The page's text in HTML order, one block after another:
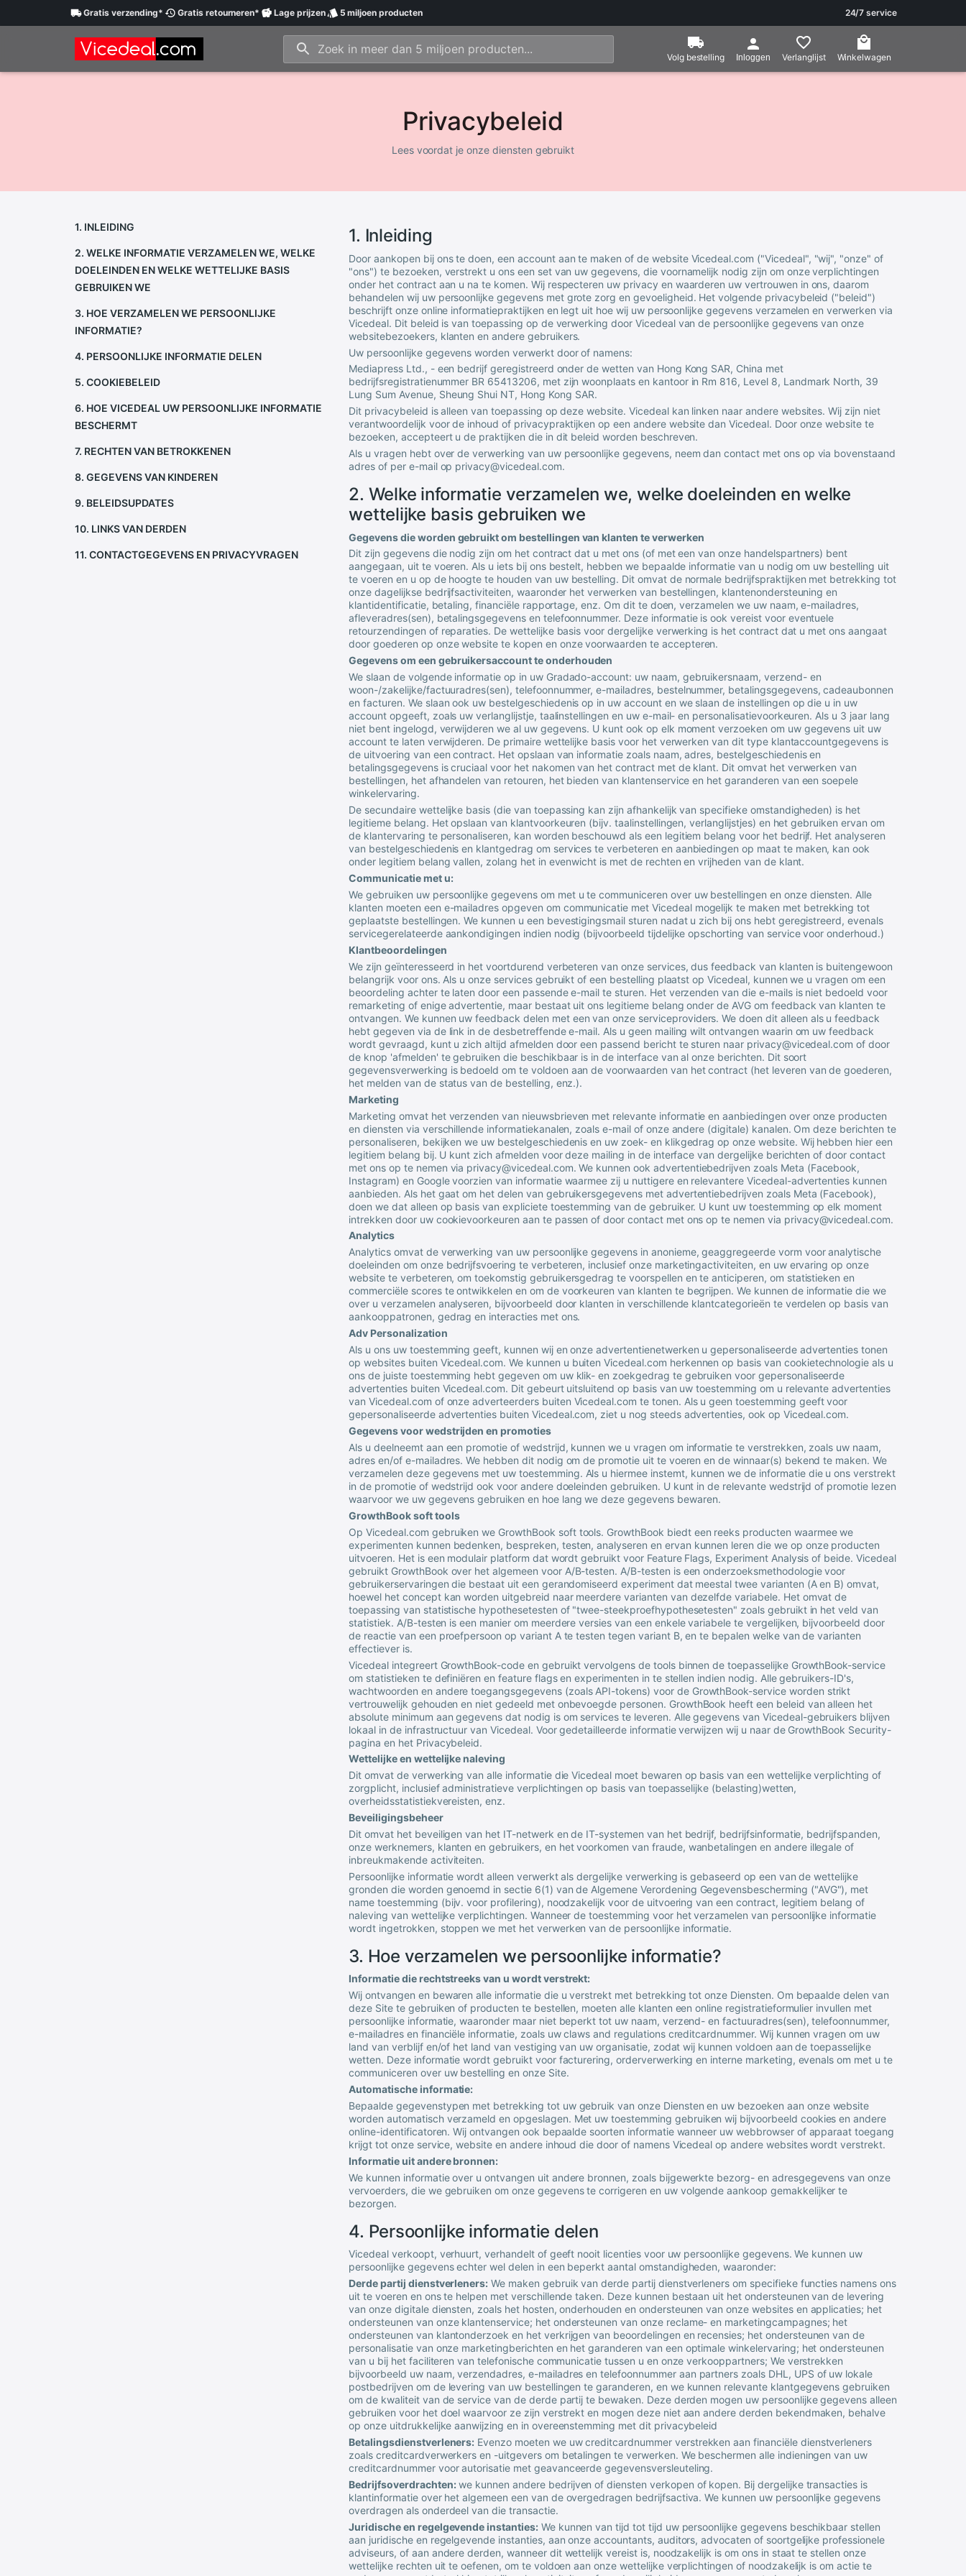
Gratisverzending* Gratisretourneren* Lageprijzen 5 miljoen producten 24/7 service
Volg bestelling Inloggen Verlanglijst Winkelwagen
Privacybeleid
Lees voordat je onze diensten gebruikt
1. INLEIDING
2. WELKE INFORMATIE VERZAMELEN WE, WELKE
DOELEINDEN EN WELKE WETTELIJKE BASIS
GEBRUIKEN WE
3. HOE VERZAMELEN WE PERSOONLIJKE
INFORMATIE?
4. PERSOONLIJKE INFORMATIE DELEN
5. COOKIEBELEID
6. HOE VICEDEAL UW PERSOONLIJKE INFORMATIE
BESCHERMT
7. RECHTEN VAN BETROKKENEN
8. GEGEVENS VAN KINDEREN
9. BELEIDSUPDATES
10. LINKS VAN DERDEN
11. CONTACTGEGEVENS EN PRIVACYVRAGEN
1. Inleiding
Door aankopen bij ons te doen, een account aan te maken of de website Vicedeal.com ("Vicedeal", "wij", "onze" of
"ons") te bezoeken, verstrekt u ons een set van uw gegevens, die voornamelijk nodig zijn om onze verplichtingen
onder het contract aan u na te komen. Wij respecteren uw privacy en waarderen uw vertrouwen in ons, daarom
behandelen wij uw persoonlijke gegevens met grote zorg en gevoeligheid. Het volgende privacybeleid ("beleid")
beschrijft onze online informatiepraktijken en legt uit hoe wij uw persoonlijke gegevens verzamelen en verwerken via
Vicedeal. Dit beleid is van toepassing op de verwerking door Vicedealvan de persoonlijke gegevens van onze
websitebezoekers, klanten en andere gebruikers.
Uw persoonlijke gegevens worden verwerkt door of namens:
Mediapress Ltd., - een bedrijf geregistreerd onder de wetten van Hong Kong SAR, China met
bedrijfsregistratienummer BR 65413206, met zijn woonplaats en kantoor in Rm 816, Level 8, Landmark North, 39
Lung Sum Avenue, Sheung Shui NT, Hong Kong SAR.
Dit privacybeleid is alleen van toepassing op deze website. Vicedealkan linken naar andere websites. Wij zijn niet
verantwoordelijk voor de inhoud of privacypraktijken op een andere website danVicedeal. Door onze website te
bezoeken, accepteert u de praktijken die in dit beleid worden beschreven.
Als u vragen hebt over de verwerking van uw persoonlijke gegevens, neem dan contact met ons op via bovenstaand
adres of per e-mail op privacy@vicedeal.com.
2. Welke informatie verzamelen we, welke doeleinden en welke
wettelijke basis gebruiken we
Gegevens die worden gebruikt om bestellingen van klanten te verwerken
Dit zijn gegevens die nodig zijn om het contract dat u met ons (of met een van onze handelspartners) bent
aangegaan, uit te voeren. Als u iets bij ons bestelt, hebben we bepaalde informatie van u nodig om uw bestelling uit
te voeren en u op de hoogte te houden van uw bestelling. Dit omvat de normale bedrijfspraktijken met betrekking tot
onze dagelijkse bedrijfsactiviteiten, waaronder het verwerken van bestellingen, klantenondersteuning en
klantidentificatie, betaling, financiële rapportage, enz. Om dit te doen, verzamelen we uw naam, e-mailadres,
afleveradres(sen), betalingsgegevens en telefoonnummer. Deze informatie is ook vereist voor eventuele
retourzendingen of reparaties. De wettelijke basis voor dergelijke verwerking is het contract dat u met ons aangaat
door goederen op onze website te kopen en onze voorwaarden te accepteren.
Gegevens om een gebruikersaccount te onderhouden
We slaan de volgende informatie op in uw Gradado-account: uw naam, gebruikersnaam, verzend- en
woon-/zakelijke/factuuradres(sen), telefoonnummer, e-mailadres, bestelnummer, betalingsgegevens, cadeaubonnen
en facturen. We slaan ook uw bestelgeschiedenis op in uw account en we slaan de instellingen op die u in uw
account opgeeft, zoals uw verlanglijstje, taalinstellingen en uw e-mail- en personalisatievoorkeuren. Als u 3 jaar lang
niet bent ingelogd, verwijderen we al uw gegevens. U kunt ook op elk moment verzoeken om uw gegevens uit uw
account te laten verwijderen. De primaire wettelijke basis voor het verwerken van dit type klantaccountgegevens is
de uitvoering van een contract. Het opslaan van informatie zoals naam, adres, bestelgeschiedenis en
betalingsgegevens is cruciaal voor het nakomen van het contract met de klant. Dit omvat het verwerken van
bestellingen, het afhandelen van retouren, het bieden van klantenservice en het garanderen van een soepele
winkelervaring.
De secundaire wettelijke basis (die van toepassing kan zijn afhankelijk van specifieke omstandigheden) is het
legitieme belang. Het opslaan van klantvoorkeuren (bijv. taalinstellingen, verlanglijstjes) en het gebruiken ervan om
de klantervaring te personaliseren, kan worden beschouwd als een legitiem belang voor het bedrijf. Het analyseren
van bestelgeschiedenis en klantgedrag om services te verbeteren en aanbiedingen op maat te maken, kan ook
onder legitiem belang vallen, zolang het in evenwicht is met de rechten en vrijheden van de klant.
Communicatie met u:
We gebruiken uw persoonlijke gegevens om met u te communiceren over uw bestellingen en onze diensten. Alle
klanten moeten een e-mailadres opgeven om communicatie met Vicedealmogelijk te maken met betrekking tot
geplaatste bestellingen. We kunnen u een bevestigingsmail sturen nadat u zich bij ons hebt geregistreerd, evenals
servicegerelateerde aankondigingen indien nodig (bijvoorbeeld tijdelijke opschorting van service voor onderhoud.)
Klantbeoordelingen
We zijn geïnteresseerd in het voortdurend verbeteren van onze services, dus feedback van klanten is buitengewoon
belangrijk voor ons. Als u onze services gebruikt of een bestelling plaatst opVicedeal, kunnen we u vragen om een
beoordeling achter te laten door een passende e-mail te sturen. Het verzenden van die e-mails is niet bedoeld voor
remarketing of enige advertentie, maar bestaat uit ons legitieme belang onder de AVG om feedback van klanten te
ontvangen. We kunnen uw feedback delen met een van onze serviceproviders. We doen dit alleen als u feedback
hebt gegeven via de link in de desbetreffende e-mail. Als u geen mailing wilt ontvangen waarin om uw feedback
wordt gevraagd, kunt u zich altijd afmelden door een passend bericht te sturen naar privacy@vicedeal.com of door
de knop 'afmelden' te gebruiken die beschikbaar is in de interface van al onze berichten. Dit soort
gegevensverwerking is bedoeld om te voldoen aan de voorwaarden van het contract (het leveren van de goederen,
het melden van de status van de bestelling, enz.).
Marketing
Marketing omvat het verzenden van nieuwsbrieven met relevante informatie en aanbiedingen over onze producten
en diensten via verschillende informatiekanalen, zoals e-mail of onze andere (digitale) kanalen. Om deze berichten te
personaliseren, bekijken we uw bestelgeschiedenis en uw zoek- en klikgedrag op onze website. Wij hebben hier een
legitiem belang bij. U kunt zich afmelden voor deze mailing in de interface van dergelijke berichten of door contact
met ons op te nemen via privacy@vicedeal.com. We kunnen ook advertentiebedrijven zoals Meta (Facebook,
Instagram) en Google voorzien van informatie waarmee zij u nuttigere en relevantere Vicedeal-advertenties kunnen
aanbieden. Als het gaat om het delen van gebruikersgegevens met advertentiebedrijven zoals Meta (Facebook),
doen we dat alleen op basis van expliciete toestemming van de gebruiker. U kunt uw toestemming op elk moment
intrekken door uw cookievoorkeuren aan te passen of door contact met ons op te nemen via privacy@vicedeal.com.
Analytics
Analytics omvat de verwerking van uw persoonlijke gegevens in anonieme, geaggregeerde vorm voor analytische
doeleinden om onze bedrijfsvoering te verbeteren, inclusief onze marketingactiviteiten, en uw ervaring op onze
website te verbeteren, om toekomstig gebruikersgedrag te voorspellen en te anticiperen, om statistieken en
commerciële scores te ontwikkelen en om de voorkeuren van klanten te begrijpen. We kunnen de informatie die we
over u verzamelen analyseren, bijvoorbeeld door klanten in verschillende klantcategorieën te verdelen op basis van
aankooppatronen, gedrag en interacties met ons.
Adv Personalization
Als u ons uw toestemming geeft, kunnen wij en onze advertentienetwerken u gepersonaliseerde advertenties tonen
op websites buiten Vicedeal.com. We kunnen u buitenVicedeal.com herkennen op basis van cookietechnologie als u
ons de juiste toestemming hebt gegeven om uw klik- en zoekgedrag te gebruiken voor gepersonaliseerde
advertenties buiten Vicedeal.com. Dit gebeurt uitsluitend op basis van uw toestemming om u relevante advertenties
vanVicedeal.com of onze adverteerders buiten Vicedeal.com te tonen. Als u geen toestemming geeft voor
gepersonaliseerde advertenties buiten Vicedeal.com, ziet u nog steeds advertenties, ook op Vicedeal.com.
Gegevens voor wedstrijden en promoties
Als u deelneemt aan een promotie of wedstrijd, kunnen we u vragen om informatie te verstrekken, zoals uw naam,
adres en/of e-mailadres. We hebben dit nodig om de promotie uit te voeren en de winnaar(s) bekend te maken. We
verzamelen deze gegevens met uw toestemming. Als u hiermee instemt, kunnen we de informatie die u ons verstrekt
in de promotie of wedstrijd ook voor andere doeleinden gebruiken. U kunt in de relevante wedstrijd of promotie lezen
waarvoor we uw gegevens gebruiken en hoe lang we deze gegevens bewaren.
GrowthBook soft tools
OpVicedeal.com gebruiken we GrowthBook soft tools. GrowthBook biedt een reeks producten waarmee we
experimenten kunnen bedenken, bespreken, testen, analyseren en ervan kunnen leren die we op onze producten
uitvoeren. Het is een modulair platform dat wordt gebruikt voor Feature Flags, Experiment Analysis of beide. Vicedeal
gebruikt GrowthBook over het algemeen voor A/B-testen. A/B-testen is een onderzoeksmethodologie voor
gebruikerservaringen die bestaat uit een gerandomiseerd experiment dat meestal twee varianten (A en B) omvat,
hoewel het concept kan worden uitgebreid naar meerdere varianten van dezelfde variabele. Het omvat de
toepassing van statistische hypothesetesten of "twee-steekproefhypothesetesten" zoals gebruikt in het veld van
statistiek. A/B-testen is een manier om meerdere versies van een enkele variabele te vergelijken, bijvoorbeeld door
de reactie van een proefpersoon op variant A te testen tegen variant B, en te bepalen welke van de varianten
effectiever is.
Vicedeal integreert GrowthBook-code en gebruikt vervolgens de tools binnen de toepasselijke GrowthBook-service
om statistieken te definiëren en feature flags en experimenten in te stellen indien nodig. Alle gebruikers-ID's,
wachtwoorden en andere toegangsgegevens (zoals API-tokens) voor de GrowthBook-service worden strikt
vertrouwelijk gehouden en niet gedeeld met onbevoegde personen. GrowthBook heeft een beleid van alleen het
absolute minimum aan gegevens dat nodig is om services te leveren. Alle gegevens van Vicedeal-gebruikers blijven
lokaal in de infrastructuur vanVicedeal. Voor gedetailleerde informatie verwijzen wij u naar de GrowthBook Security-
pagina en het Privacybeleid.
Wettelijke en wettelijke naleving
Dit omvat de verwerking van alle informatie dieVicedeal moet bewaren op basis van een wettelijke verplichting of
zorgplicht, inclusief administratieve verplichtingen op basis van toepasselijke (belasting)wetten,
overheidsstatistiekvereisten, enz.
Beveiligingsbeheer
Dit omvat het beveiligen van het IT-netwerk en de IT-systemen van het bedrijf, bedrijfsinformatie, bedrijfspanden,
onze werknemers, klanten en gebruikers, en het voorkomen van fraude, wanbetalingen en andere illegale of
inbreukmakende activiteiten.
Persoonlijke informatie wordt alleen verwerkt als dergelijke verwerking is gebaseerd op een van de wettelijke
gronden die worden genoemd in sectie 6(1) van de Algemene Verordening Gegevensbescherming ("AVG"), met
name toestemming (bijv. voor profilering), noodzakelijk voor de uitvoering van een contract, legitiem belang of
naleving van wettelijke verplichtingen. Wanneer de toestemming voor het verzamelen van persoonlijke informatie
wordt ingetrokken, stoppen we met het verwerken van de persoonlijke informatie.
3. Hoe verzamelen we persoonlijke informatie?
Informatie die rechtstreeks van u wordt verstrekt:
Wij ontvangen en bewaren alle informatie die u verstrekt met betrekking tot onze Diensten. Om bepaalde delen van
deze Site te gebruiken of producten te bestellen, moeten alle klanten een online registratieformulier invullen met
persoonlijke informatie, waaronder maar niet beperkt tot uw naam, verzend- en factuuradres(sen), telefoonnummer,
e-mailadres en financiële informatie, zoals uw claws and regulations creditcardnummer. Wij kunnen vragen om uw
land van verblijf en/of het land van vestiging van uw organisatie, zodat wij kunnen voldoen aan de toepasselijke
wetten. Deze informatie wordt gebruikt voor facturering, orderverwerking en interne marketing, evenals om met u te
communiceren over uw bestelling en onze Site.
Automatische informatie:
Bepaalde gegevenstypen met betrekking tot uw gebruik van onze Diensten en uw bezoeken aan onze website
worden automatisch verzameld en opgeslagen. Met uw toestemming gebruiken wij bijvoorbeeld cookies en andere
online-identificatoren. Wij ontvangen ook bepaalde soorten informatie wanneer uw webbrowser of apparaat toegang
krijgt tot onze service, website en andere inhoud die door of namens Vicedeal op andere websites wordt verstrekt.
Informatie uit andere bronnen:
We kunnen informatie over u ontvangen uit andere bronnen, zoals bijgewerkte bezorg- en adresgegevens van onze
vervoerders, die we gebruiken om onze gegevens te corrigeren en uw volgende aankoop gemakkelijker te
bezorgen.
4. Persoonlijke informatie delen
Vicedeal verkoopt, verhuurt, verhandelt of geeft nooit licenties voor uw persoonlijke gegevens. We kunnen uw
persoonlijke gegevens echter wel delen in een beperkt aantal omstandigheden, waaronder:
Derde partij dienstverleners: We maken gebruik van derde partij dienstverleners om specifieke functies namens ons
uit te voeren en ons te helpen met verschillende taken. Deze kunnen bestaan uit het ondersteunen van de levering
van onze digitale diensten, zoals het hosten, onderhouden en ondersteunen van onze websites en applicaties; het
ondersteunen van onze klantenservice; het ondersteunen van onze reclame- en marketingcampagnes; het
ondersteunen van klantonderzoek en het verkrijgen van beoordelingen en recensies; het ondersteunen van de
personalisatie van onze marketingberichten en het garanderen van een optimale winkelervaring; het ondersteunen
van u bij het faciliteren van telefonische communicatie tussen u en onze verkooppartners; We verstrekken
bijvoorbeeld uw naam, verzendadres, e-mailadres en telefoonnummer aan partners zoals DHL, UPS of uw lokale
postbedrijven om de levering van uw bestellingen te garanderen, en we kunnen relevante klantgegevens gebruiken
om de kwaliteit van de service van de derde partij te bewaken. Deze derden mogen uw persoonlijke gegevens alleen
gebruiken voor het doel waarvoor ze zijn verstrekt en mogen deze niet aan andere derden bekendmaken, behalve
op onze uitdrukkelijke aanwijzing en in overeenstemming met dit privacybeleid
Betalingsdienstverleners: Evenzo moeten we uw creditcardnummer verstrekken aan financiële dienstverleners
zoals creditcardverwerkers en -uitgevers om betalingen te verwerken. We beschermen alle indieningen van uw
creditcardnummer voor autorisatie met geavanceerde gegevensversleuteling.
Bedrijfsoverdrachten:we kunnen andere bedrijven of diensten verkopen of kopen. Bij dergelijke transacties is
klantinformatie over het algemeen een van de overgedragen bedrijfsactiva. We kunnen uw persoonlijke gegevens
overdragen als onderdeel van die transactie.
Juridische en regelgevende instanties:We kunnen van tijd tot tijd uw persoonlijke gegevens beschikbaar stellen
aan juridische en regelgevende instanties, aan onze accountants, auditors, advocaten of soortgelijke professionele
adviseurs, of aan andere derden, wanneer dit wettelijk vereist is, noodzakelijk is om ons in staat te stellen onze
wettelijke rechten uit te oefenen, om te voldoen aan onze wettelijke verplichtingen of noodzakelijk is om actie te